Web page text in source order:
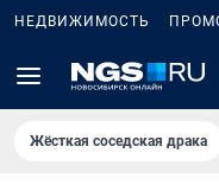
НЕДВИЖИМОСТЬ
Жёсткая соседская драка